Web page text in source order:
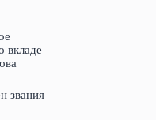
вкладе
звания